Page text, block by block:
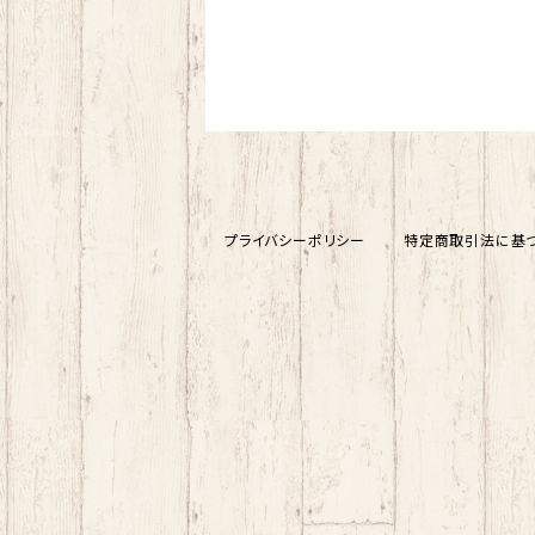
プライバシーポリシー 特定商取引法に基